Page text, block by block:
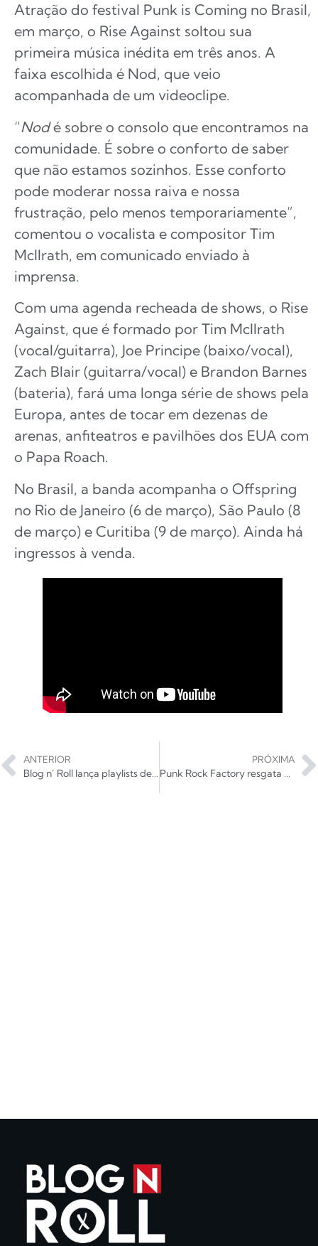
Atração do festival Punk is Coming no Brasil,
em março, o Rise Against soltou sua
primeira música inédita em três anos. A
faixa escolhida é Nod, que veio
acompanhada de um videoclipe.
“Nodé sobre o consolo que encontramos na
comunidade. É sobre o conforto de saber
que não estamos sozinhos. Esse conforto
pode moderar nossa raiva e nossa
frustração, pelo menos temporariamente”,
comentou o vocalista e compositor Tim
McIlrath, em comunicado enviado à
imprensa.
Com uma agenda recheada de shows, o Rise
Against, que é formado por Tim McIlrath
(vocal/guitarra), Joe Principe (baixo/vocal),
Zach Blair (guitarra/vocal) e Brandon Barnes
(bateria), fará uma longa série de shows pela
Europa, antes de tocar em dezenas de
arenas, anfiteatros e pavilhões dos EUA com
o Papa Roach.
No Brasil, a banda acompanha o Offspring
no Rio de Janeiro (6 de março), São Paulo (8
de março) e Curitiba (9 de março). Ainda há
ingressos à venda.
ANTERIOR
Blog n’ Roll lança playlists de esquenta de shows internacionais no Brasil
PRÓXIMA
Punk Rock Factory resgata hit dos anos 1990; ouça!